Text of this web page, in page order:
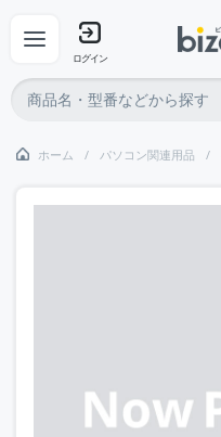
ログイン
ホーム パソコン関連用品